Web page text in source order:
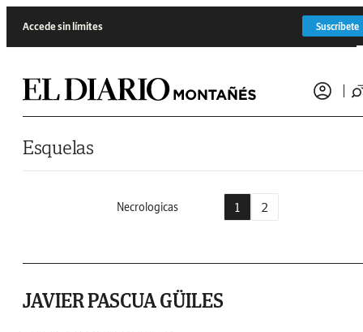
Accede sin límites Suscríbete
Esquelas
Necrologicas 1 2
JAVIER PASCUA GÜILES